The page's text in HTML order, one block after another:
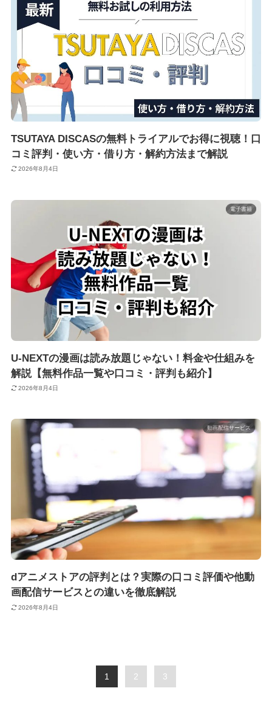
TSUTAYA DISCASの無料トライアルでお得に視聴！口
コミ評判・使い方・借り方・解約方法まで解説
2026年8月4日
電子書籍
U-NEXTの漫画は読み放題じゃない！料金や仕組みを
解説【無料作品一覧や口コミ・評判も紹介】
2026年8月4日
動画配信サービス
dアニメストアの評判とは？実際の口コミ評価や他動
画配信サービスとの違いを徹底解説
2026年8月4日
1 2 3